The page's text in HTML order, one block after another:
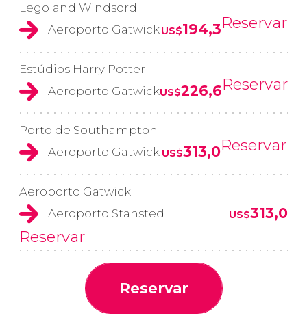
Legoland Windsord
Aeroporto GatwickUS$194,3Reservar
Estúdios Harry Potter
Aeroporto GatwickUS$226,6Reservar
Porto de Southampton
Aeroporto Gatwick US$313,0Reservar
Aeroporto Gatwick
Aeroporto Stansted
US$313,0
Reservar
Reservar